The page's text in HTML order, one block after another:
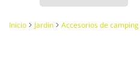
Inicio Jardin Accesorios de camping